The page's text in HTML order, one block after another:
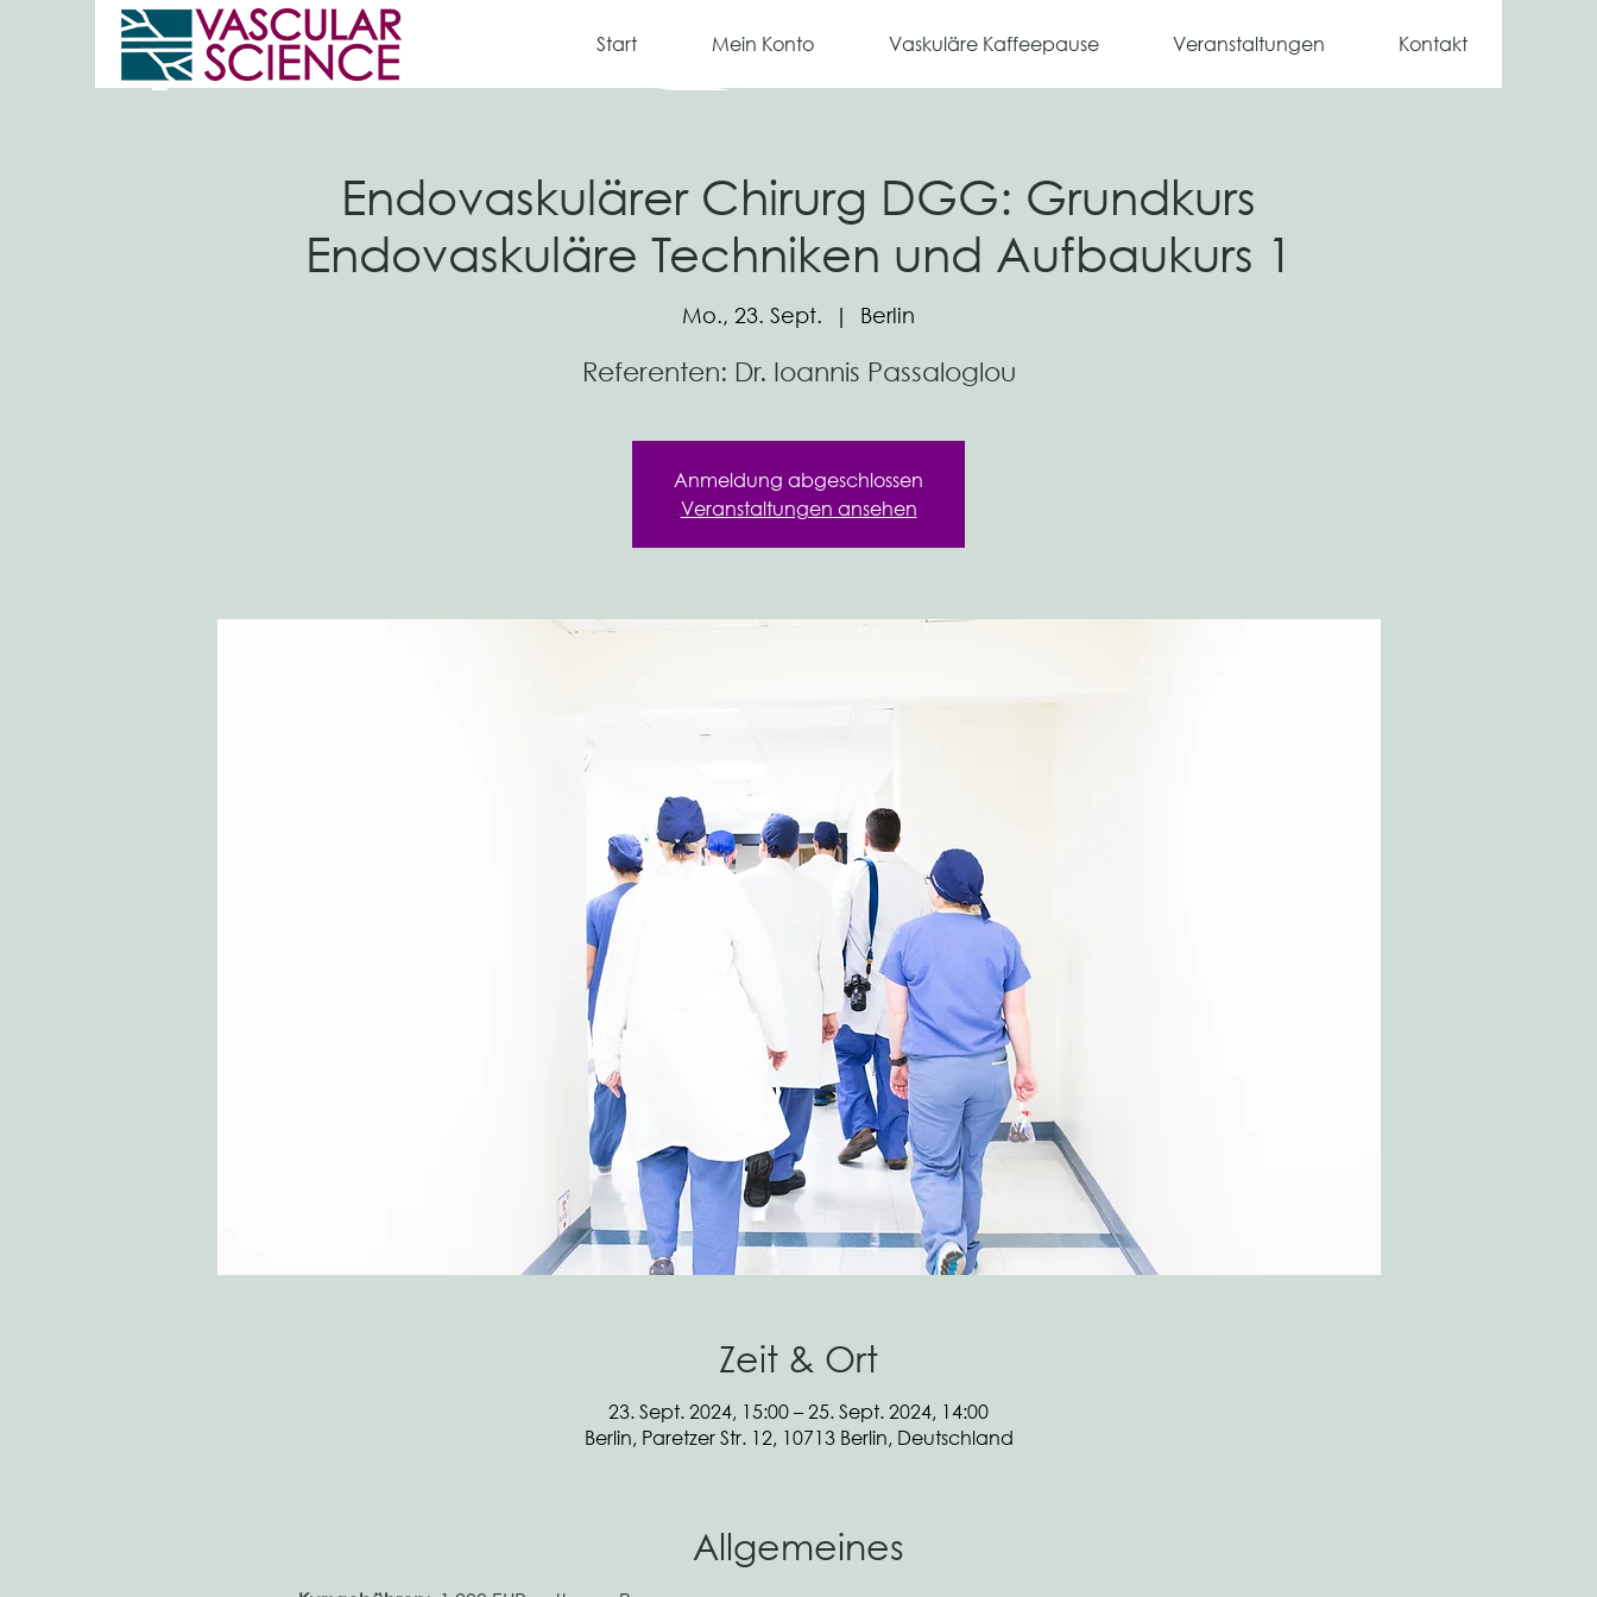
Start Mein Konto Vaskuläre Kaffeepause Veranstaltungen Kontakt
Endovaskulärer Chirurg DGG: Grundkurs
Endovaskuläre Techniken und Aufbaukurs 1
Mo., 23. Sept.
  |
Berlin
Anmeldung abgeschlossen
Veranstaltungen ansehen
Zeit & Ort
23. Sept. 2024, 15:00 – 25. Sept. 2024, 14:00
Berlin, Paretzer Str. 12, 10713 Berlin, Deutschland
Allgemeines